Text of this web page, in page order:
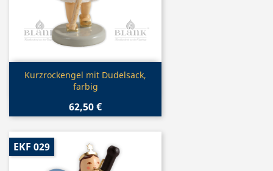
Vorschau
Kurzrockengel mit Dudelsack,
farbig
62,50 €
EKF 029